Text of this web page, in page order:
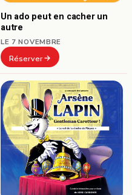
Un ado peut en cacher un
autre
LE 7 NOVEMBRE
Réserver